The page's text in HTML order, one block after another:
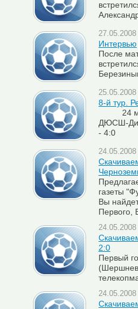
Интервью
После
8-й тур.
24 мая
ДЮСШ-
- 4:0
газеты
Вы
Первого,
2:0
Первый